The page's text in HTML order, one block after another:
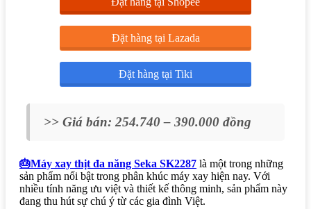
Đặt hàng tại Lazada
Đặt hàng tại Tiki
>> Giá bán: 254.740 – 390.000 đồng
🎂Máy xay thịt đa năng Seka SK2287 là một trong những
sản phẩm nổi bật trong phân khúc máy xay hiện nay. Với
nhiều tính năng ưu việt và thiết kế thông minh, sản phẩm này
đang thu hút sự chú ý từ các gia đình Việt.